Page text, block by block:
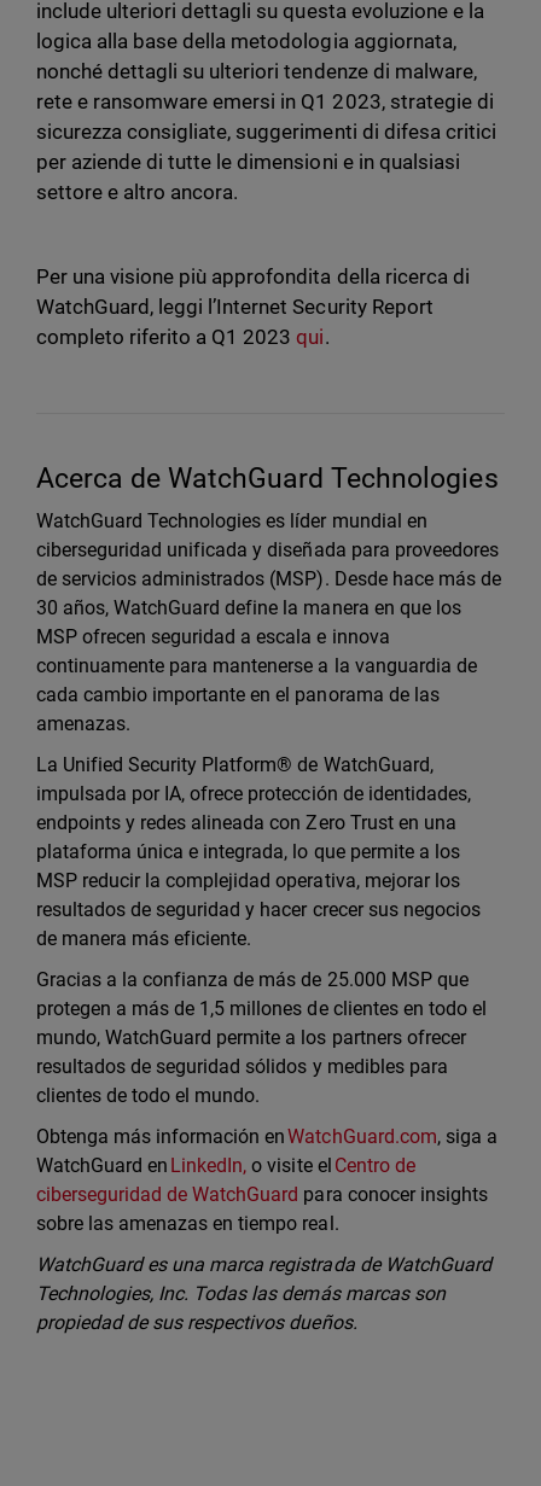
include ulteriori dettagli su questa evoluzione e la
logica alla base della metodologia aggiornata,
nonché dettagli su ulteriori tendenze di malware,
rete e ransomware emersi in Q1 2023, strategie di
sicurezza consigliate, suggerimenti di difesa critici
per aziende di tutte le dimensioni e in qualsiasi
settore e altro ancora.
Per una visione più approfondita della ricerca di
WatchGuard, leggi l’Internet Security Report
completo riferito a Q1 2023qui.
Acerca de WatchGuard Technologies
WatchGuard Technologies es líder mundial en
ciberseguridad unificada y diseñada para proveedores
de servicios administrados (MSP). Desde hace más de
30 años, WatchGuard define la manera en que los
MSP ofrecen seguridad a escala e innova
continuamente para mantenerse a la vanguardia de
cada cambio importante en el panorama de las
amenazas.
La Unified Security Platform® de WatchGuard,
impulsada por IA, ofrece protección de identidades,
endpoints y redes alineada con Zero Trust en una
plataforma única e integrada, lo que permite a los
MSP reducir la complejidad operativa, mejorar los
resultados de seguridad y hacer crecer sus negocios
de manera más eficiente.
Gracias a la confianza de más de 25.000 MSP que
protegen a más de 1,5 millones de clientes en todo el
mundo, WatchGuard permite a los partners ofrecer
resultados de seguridad sólidos y medibles para
clientes de todo el mundo.
Obtenga más información enWatchGuard.com, siga a
WatchGuard en LinkedIn, o visite el Centro de
ciberseguridad de WatchGuard para conocer insights
sobre las amenazas en tiempo real.
WatchGuard es una marca registrada de WatchGuard
Technologies, Inc. Todas las demás marcas son
propiedad de sus respectivos dueños.